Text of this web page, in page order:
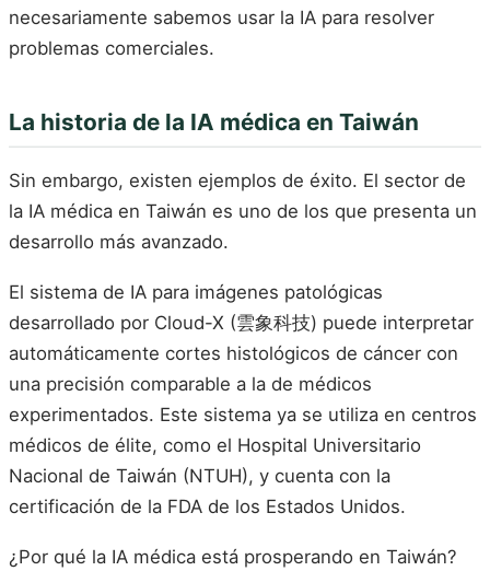
necesariamente sabemos usar la IA para resolver
problemas comerciales.
La historia de la IA médica en Taiwán
Sin embargo, existen ejemplos de éxito. El sector de
la IA médica en Taiwán es uno de los que presenta un
desarrollo más avanzado.
El sistema de IA para imágenes patológicas
desarrollado por Cloud-X (雲象科技) puede interpretar
automáticamente cortes histológicos de cáncer con
una precisión comparable a la de médicos
experimentados. Este sistema ya se utiliza en centros
médicos de élite, como el Hospital Universitario
Nacional de Taiwán (NTUH), y cuenta con la
certificación de la FDA de los Estados Unidos.
¿Por qué la IA médica está prosperando en Taiwán?